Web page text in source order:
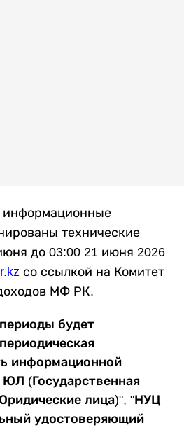
технические
до 03:00 21 июня 2026
со ссылкой на Комитет
МФ РК.
будет
информационной
(Государственная
лица)", "НУЦ
удостоверяющий